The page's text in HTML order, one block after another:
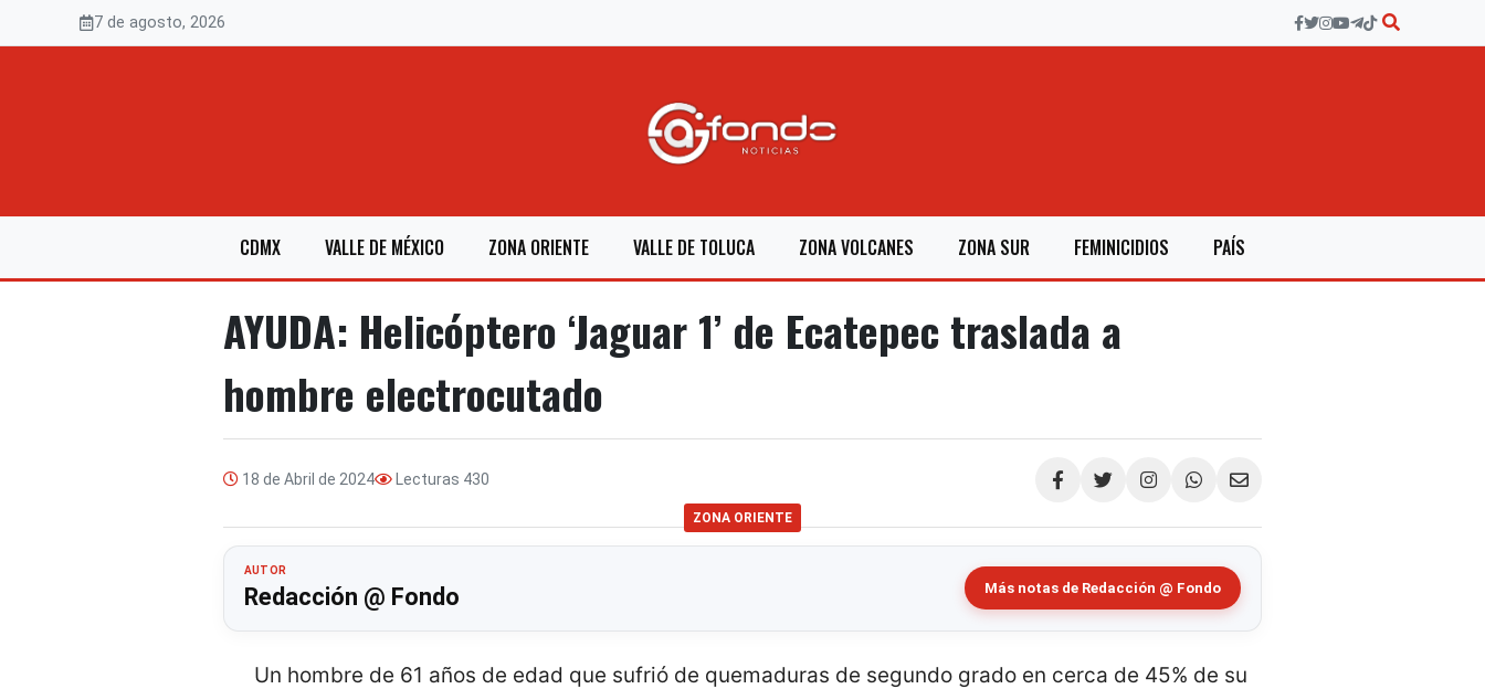
7 de agosto, 2026
CDMX VALLE DE MÉXICO ZONA ORIENTE VALLE DE TOLUCA ZONA VOLCANES ZONA SUR FEMINICIDIOS PAÍS
AYUDA: Helicóptero ‘Jaguar 1’ de Ecatepec traslada a
hombre electrocutado
18 de Abril de 2024 Lecturas 430
Compartir
ZONA ORIENTE
AUTOR
Redacción @ Fondo Más notas de Redacción @ Fondo
Un hombre de 61 años de edad que sufrió de quemaduras de segundo grado en cerca de 45% de su